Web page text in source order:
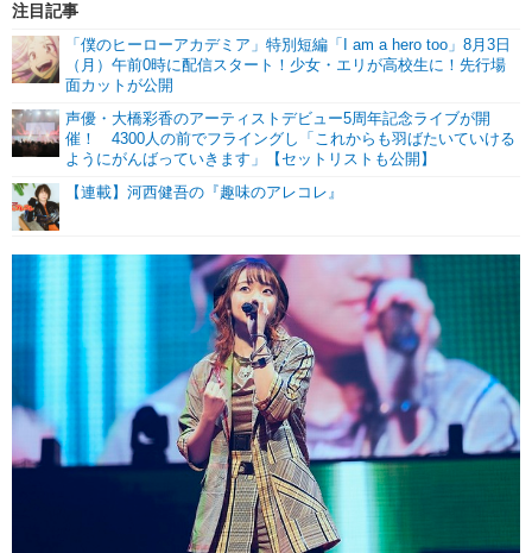
注目記事
「僕のヒーローアカデミア」特別短編「I am a hero too」8月3日
（月）午前0時に配信スタート！少女・エリが高校生に！先行場
面カットが公開
声優・大橋彩香のアーティストデビュー5周年記念ライブが開
催！ 4300人の前でフライングし「これからも羽ばたいていける
ようにがんばっていきます」【セットリストも公開】
【連載】河西健吾の『趣味のアレコレ』